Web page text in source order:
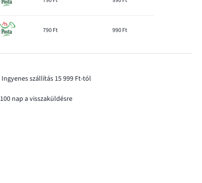
790 Ft 990 Ft
Ingyenes szállítás 15 999 Ft-tól
100 nap a visszaküldésre